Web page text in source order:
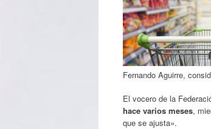
Fernando Aguirre,
El vocero de la
hace varios meses,
que se ajusta».